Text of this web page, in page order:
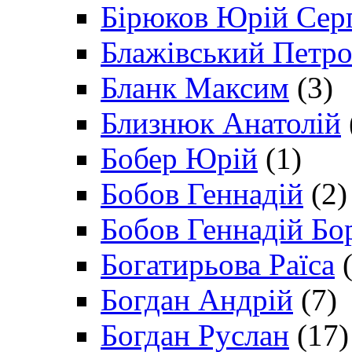
Бірюков Юрій
Блажівський Петро
Бланк Максим (3)
Близнюк Анатолій
Бобер Юрій (1)
Бобов Геннадій (2)
Бобов Геннадій
Богатирьова Раїса
Богдан Андрій (7)
Богдан Руслан (17)